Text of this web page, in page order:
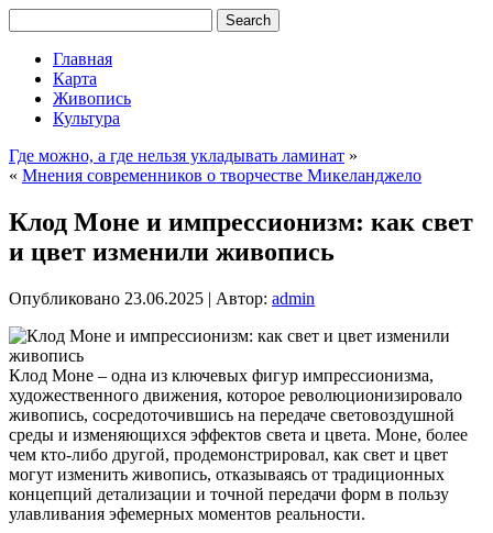
Главная
Карта
Живопись
Культура
Где можно, а где нельзя укладывать ламинат »
« Мнения современников о творчестве Микеланджело
Клод Моне и импрессионизм: как свет
и цвет изменили живопись
Опубликовано 23.06.2025 | Автор: admin
Клод Моне – одна из ключевых фигур импрессионизма,
художественного движения, которое революционизировало
живопись, сосредоточившись на передаче световоздушной
среды и изменяющихся эффектов света и цвета. Моне, более
чем кто-либо другой, продемонстрировал, как свет и цвет
могут изменить живопись, отказываясь от традиционных
концепций детализации и точной передачи форм в пользу
улавливания эфемерных моментов реальности.